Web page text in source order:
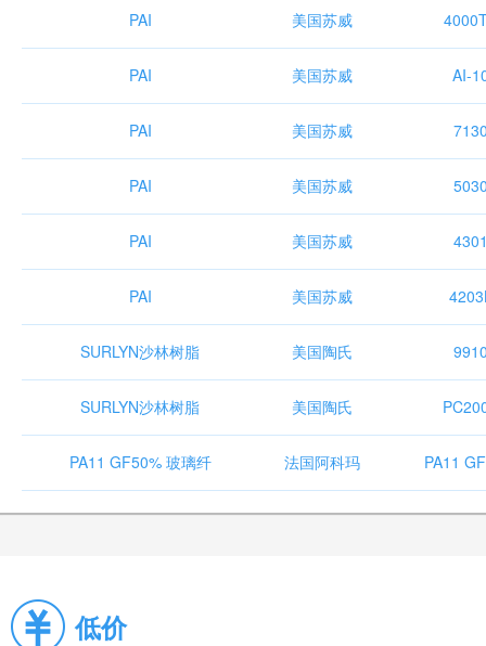
PAI 美国苏威
PAI 美国苏威 AI-
PAI 美国苏威
PAI 美国苏威
PAI 美国苏威
PAI 美国苏威
SURLYN沙林树脂 美国陶氏
SURLYN沙林树脂 美国陶氏
PA11 GF50% 玻璃纤 法国阿科玛 PA11
低价